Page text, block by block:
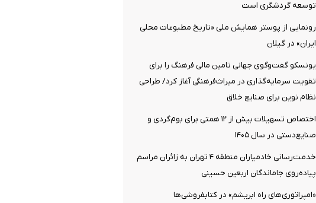
توسعه گردشگری است
رونمایی از پوستر همایش ملی «تاریخ مطبوعات محلی
ایران» در گیلان
یونسکو گفت‌وگوی جهانی تامین مالی فرهنگ را برای
تقویت سرمایه‌گذاری در میراث‌فرهنگی آغاز کرد/ طراحی
نظام نوین برای صنایع خلاق
اختصاص تسهیلات بیش از ۱۲ همتی برای بوم‌گردی و
صنایع‌دستی در سال ۱۴۰۵
خدمت‌رسانی خادمیاران منطقه ۴ تهران به زائران مراسم
پیاده‌روی جاماندگان اربعین حسینی
«امپراتوری‌های راه ابریشم» در کتابفروشی‌ها